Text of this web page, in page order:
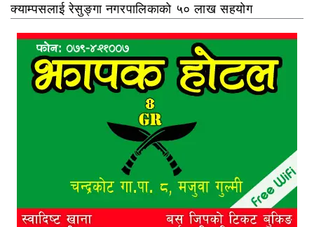
क्याम्पसलाई रेसुङ्गा नगरपालिकाको ५० लाख सहयोग